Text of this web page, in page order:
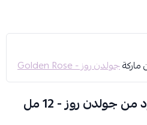
جولدن روز - Golden Rose
جولدن روز - 12 مل